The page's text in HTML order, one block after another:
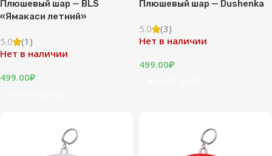
Плюшевый шар — BLS
«Ямакаси летний»
5.0
(1)
Нет в наличии
499.00₽
Плюшевый шар — Dushenka
5.0
(3)
Нет в наличии
499.00₽